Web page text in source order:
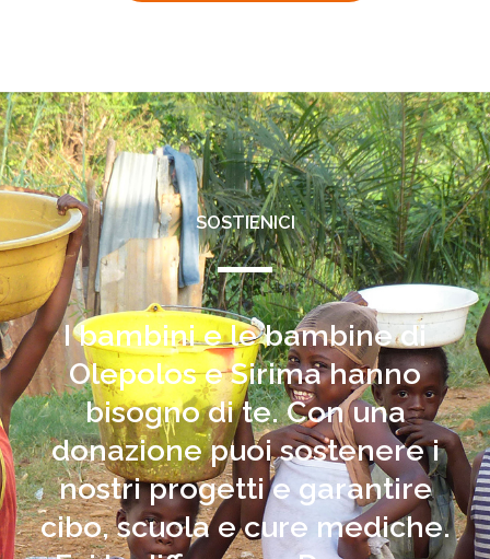
SOSTIENICI
I bambini e le bambine di
Olepolos e Sirima hanno
bisogno di te. Con una
donazione puoi sostenere i
nostri progetti e garantire
cibo, scuola e cure mediche.